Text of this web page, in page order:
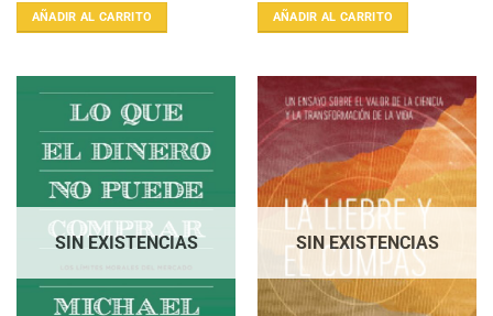
original
era:
$22.900.
actual
es:
$6.900.
AÑADIR AL CARRITO AÑADIR AL CARRITO
SIN EXISTENCIAS SIN EXISTENCIAS